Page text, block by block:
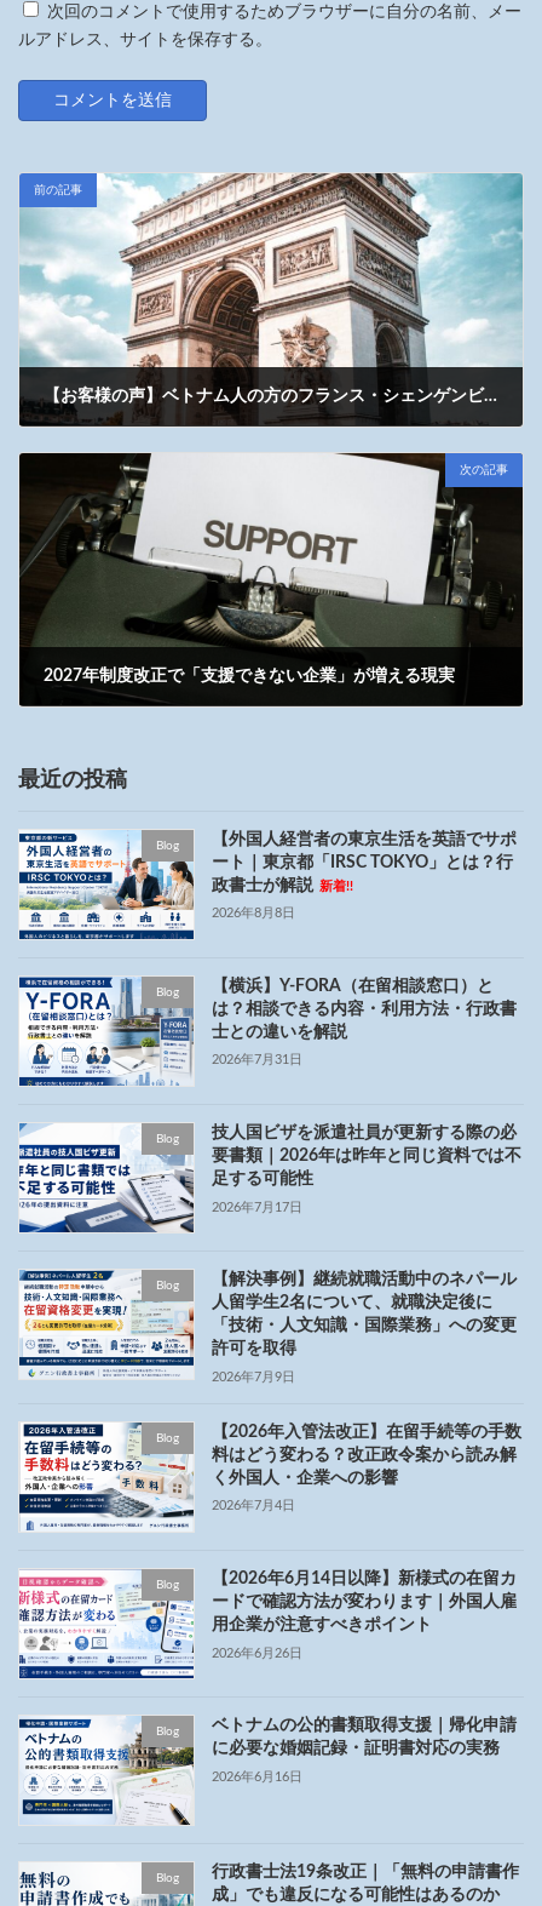
次回のコメントで使用するためブラウザーに自分の名前、メー
ルアドレス、サイトを保存する。
前の記事
【お客様の声】ベトナム人の方のフランス・シェンゲンビザ取得をサポート｜渡航直前の緊急案件にも迅速対応
次の記事
2027年制度改正で「支援できない企業」が増える現実
最近の投稿
Blog
【外国人経営者の東京生活を英語でサポ
ート｜東京都「IRSC TOKYO」とは？行
政書士が解説 新着!!
2026年8月8日
Blog
【横浜】Y-FORA（在留相談窓口）と
は？相談できる内容・利用方法・行政書
士との違いを解説
2026年7月31日
Blog
技人国ビザを派遣社員が更新する際の必
要書類｜2026年は昨年と同じ資料では不
足する可能性
2026年7月17日
Blog
【解決事例】継続就職活動中のネパール
人留学生2名について、就職決定後に
「技術・人文知識・国際業務」への変更
許可を取得
2026年7月9日
Blog
【2026年入管法改正】在留手続等の手数
料はどう変わる？改正政令案から読み解
く外国人・企業への影響
2026年7月4日
Blog
【2026年6月14日以降】新様式の在留カ
ードで確認方法が変わります｜外国人雇
用企業が注意すべきポイント
2026年6月26日
Blog
ベトナムの公的書類取得支援｜帰化申請
に必要な婚姻記録・証明書対応の実務
2026年6月16日
Blog
行政書士法19条改正｜「無料の申請書作
成」でも違反になる可能性はあるのか